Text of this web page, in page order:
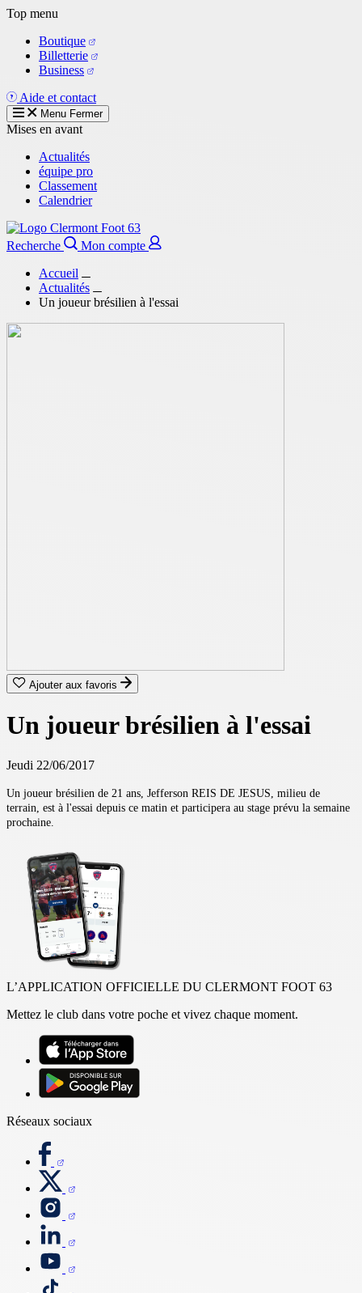
Aller
contenu
principal
Top menu
Boutique
Billetterie
Business
Aide et contact
Menu Fermer
Mises en avant
Actualités
équipe pro
Classement
Calendrier
Recherche
Mon compte
Accueil
Actualités
Un joueur brésilien à l'essai
Ajouter aux favoris
Un joueur brésilien à l'essai
Jeudi 22/06/2017
Un joueur brésilien de 21 ans, Jefferson REIS DE JESUS, milieu de
terrain, est à l'essai depuis ce matin et participera au stage prévu la semaine
prochaine.
L’APPLICATION OFFICIELLE DU CLERMONT FOOT 63
Mettez le club dans votre poche et vivez chaque moment.
Réseaux sociaux